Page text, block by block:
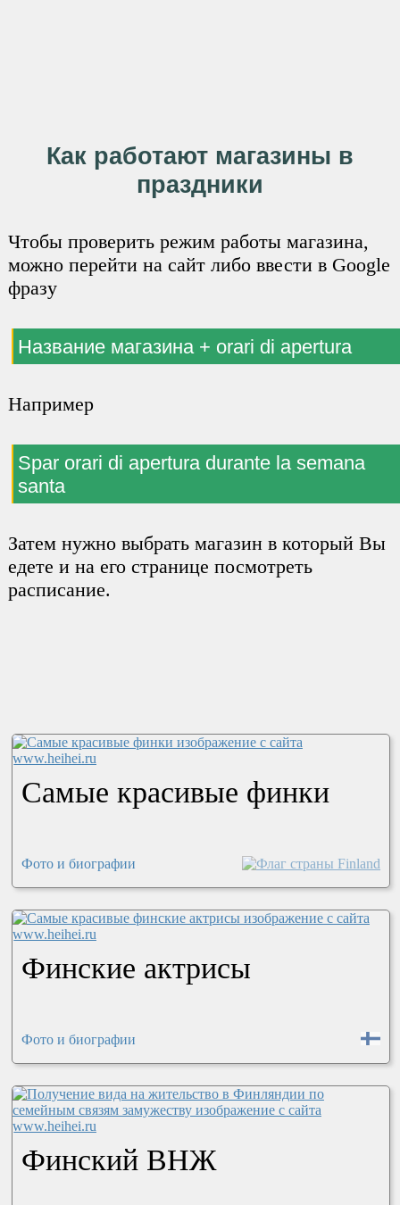
Как работают магазины в
праздники
Чтобы проверить режим работы магазина,
можно перейти на сайт либо ввести в Google
фразу
Название магазина + orari di apertura
Например
Spar orari di apertura durante la semana
santa
Затем нужно выбрать магазин в который Вы
едете и на его странице посмотреть
расписание.
Самые красивые финки
Фото и биографии
Финские актрисы
Фото и биографии
Финский ВНЖ